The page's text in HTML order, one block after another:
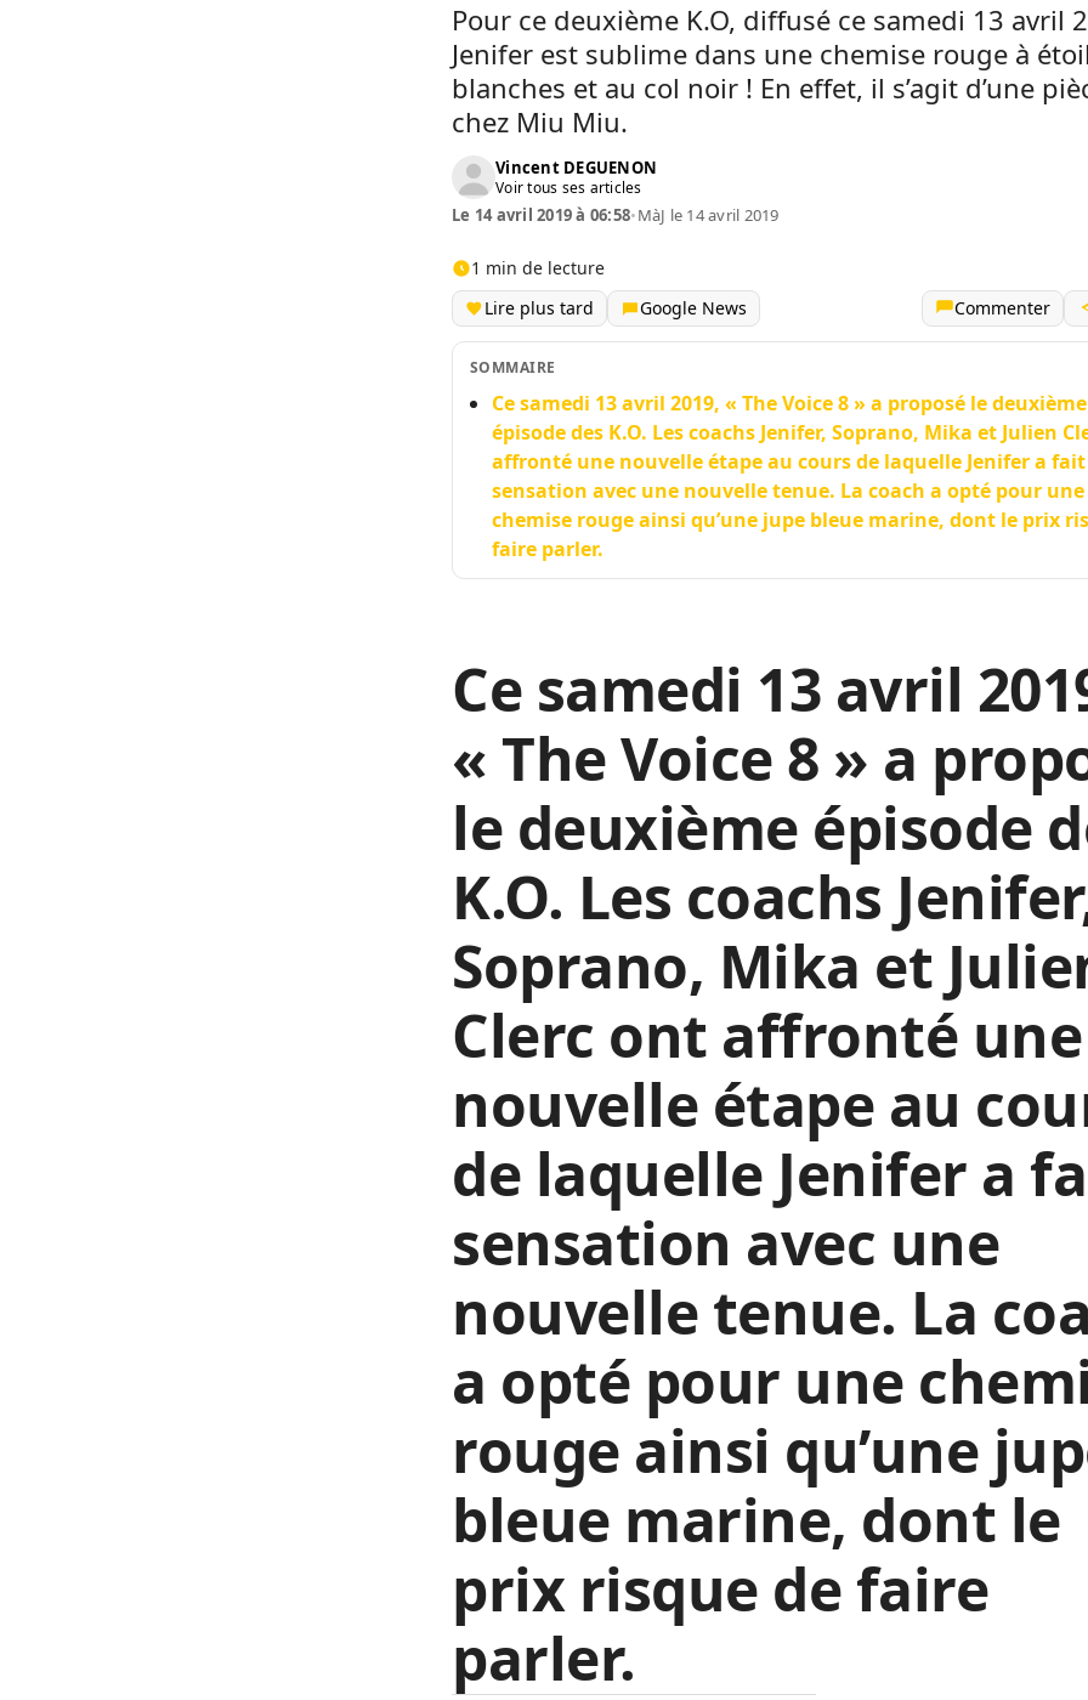
Pour ce deuxième K.O, diffusé ce samedi 13 avril
Jenifer est sublime dans une chemise rouge à
blanches et au col noir ! En effet, il s’agit d’une
chez Miu Miu.
Vincent DEGUENON
Voir tous ses articles
Le 14 avril 2019 à 06:58•MàJ le 14 avril 2019
1 min de lecture
Lire plus tard
Google News Commenter
SOMMAIRE
Ce samedi 13 avril 2019, « The Voice 8 » a proposé le deuxième
épisode des K.O. Les coachs Jenifer, Soprano, Mika et Julien
affronté une nouvelle étape au cours de laquelle Jenifer a fait
sensation avec une nouvelle tenue. La coach a opté pour une
chemise rouge ainsi qu’une jupe bleue marine, dont le prix
faire parler.
Ce samedi 13 avril
« The Voice 8 » a
le deuxième épisode
K.O. Les coachs
Soprano, Mika et
Clerc ont affronté une
nouvelle étape au
de laquelle Jenifer a
sensation avec une
nouvelle tenue. La
a opté pour une
rouge ainsi qu’une
bleue marine, dont le
prix risque de faire
parler.